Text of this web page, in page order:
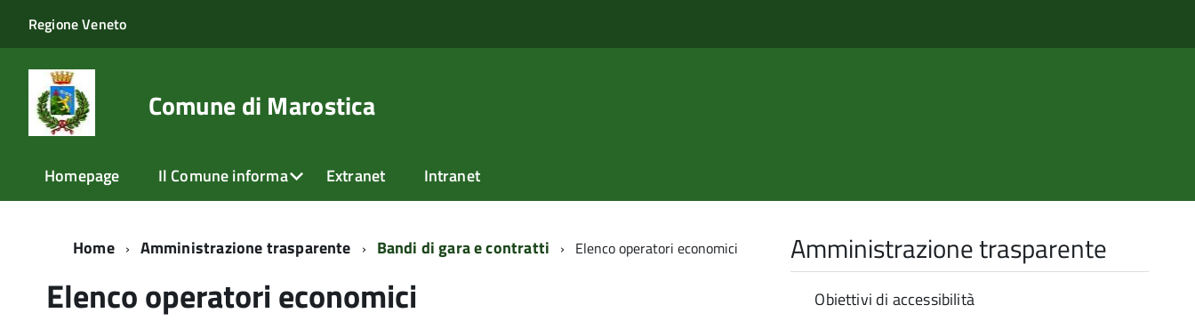
Regione Veneto
Comune di Marostica
Homepage Il Comune informa Extranet Intranet
Home Amministrazione trasparente Bandi di gara e contratti Elenco operatori economici
Elenco operatori economici
Amministrazione trasparente
Obiettivi di accessibilità